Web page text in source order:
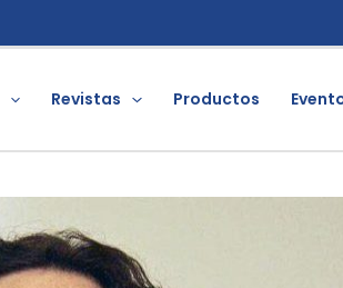
Revistas Productos